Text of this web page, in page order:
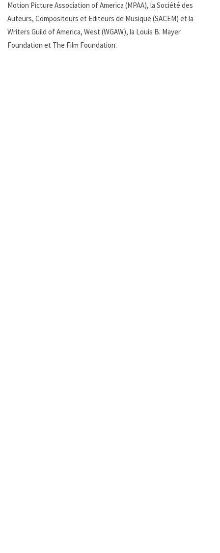
Motion Picture Association of America (MPAA), la Société des
Auteurs, Compositeurs et Editeurs de Musique (SACEM) et la
Writers Guild of America, West (WGAW), la Louis B. Mayer
Foundation et The Film Foundation.